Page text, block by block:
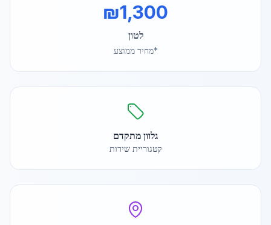
₪1,300
לטון
*מחיר ממוצע
גלוון מתקדם
קטגוריית שירות